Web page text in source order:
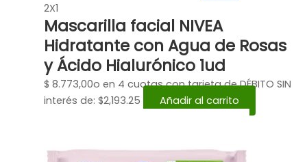
2X1
Mascarilla facial NIVEA
Hidratante con Agua de Rosas
y Ácido Hialurónico 1ud
$ 8.773,00o en 4 cuotas con tarjeta de DÉBITO SIN
interés de: $2,193.25
Añadir al carrito